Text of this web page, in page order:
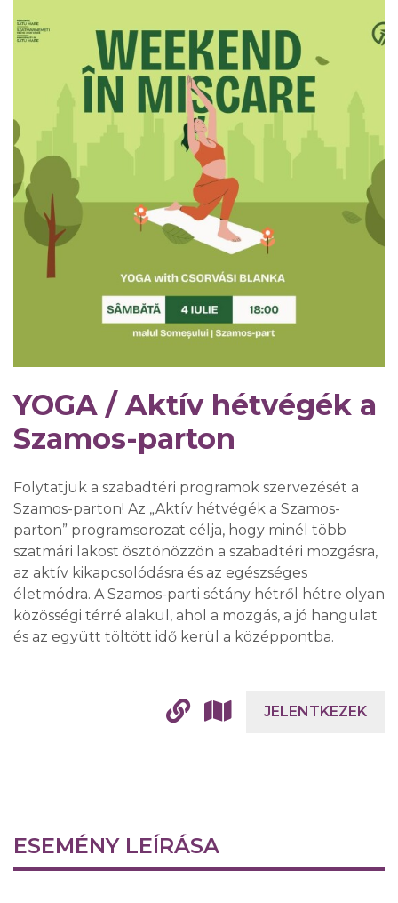
YOGA / Aktív hétvégék a
Szamos-parton
Folytatjuk a szabadtéri programok szervezését a
Szamos-parton! Az „Aktív hétvégék a Szamos-
parton” programsorozat célja, hogy minél több
szatmári lakost ösztönözzön a szabadtéri mozgásra,
az aktív kikapcsolódásra és az egészséges
életmódra. A Szamos-parti sétány hétről hétre olyan
közösségi térré alakul, ahol a mozgás, a jó hangulat
és az együtt töltött idő kerül a középpontba.
JELENTKEZEK
ESEMÉNY LEÍRÁSA